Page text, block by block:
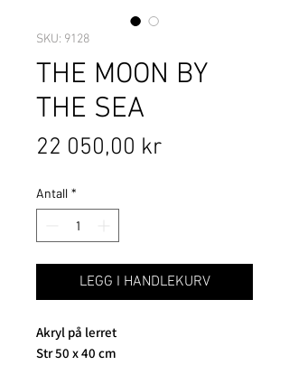
SKU: 9128
THE MOON BY
THE SEA
22 050,00 krPris
Antall *
LEGG I HANDLEKURV
Akryl på lerret
Str 50 x 40 cm